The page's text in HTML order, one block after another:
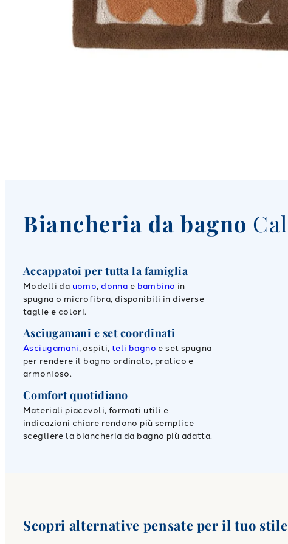
Biancheria da bagno
Accappatoi per tutta la famiglia
Modelli da uomo,donna e bambino in
spugna o microfibra, disponibili in diverse
taglie e colori.
Asciugamani e set coordinati
Asciugamani, ospiti, teli bagno e set spugna
per rendere il bagno ordinato, pratico e
armonioso.
Comfort quotidiano
Materiali piacevoli, formati utili e
indicazioni chiare rendono più semplice
scegliere la biancheria da bagno più adatta.
Scopri alternative pensate per il tuo stile